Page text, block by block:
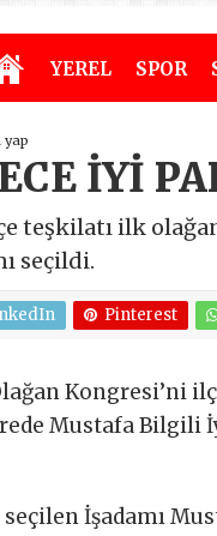
YEREL SPOR
yap
İYİ
teşkilatı ilk
seçildi.
Pinterest
Kongresi’ni
Mustafa Bilgili
seçilen İşadamı